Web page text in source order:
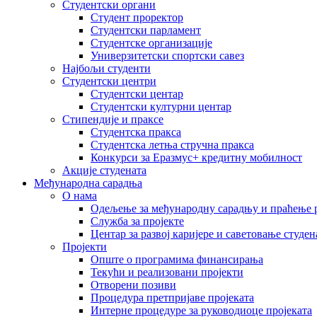
Студентски органи
Студент проректор
Студентски парламент
Студентске организације
Универзитетски спортски савез
Најбољи студенти
Студентски центри
Студентски центар
Студентски културни центар
Стипендије и праксе
Студентска пракса
Студентска летња стручна пракса
Конкурси за Еразмус+ кредитну мобилност
Акције студената
Међународна сарадња
О нама
Одељење за међународну сарадњу и праћење
Служба за пројекте
Центар за развој каријере и саветовање
Пројекти
Опште о програмима финансирања
Текући и реализовани пројекти
Отворени позиви
Процедура претпријаве пројеката
Интерне процедуре за руководиоце пројеката